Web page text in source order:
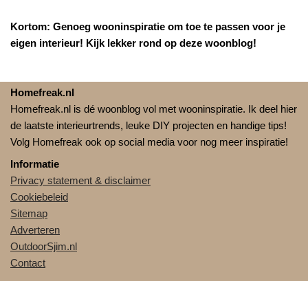
Kortom: Genoeg wooninspiratie om toe te passen voor je
eigen interieur! Kijk lekker rond op deze woonblog!
Homefreak.nl
Homefreak.nl is dé woonblog vol met wooninspiratie. Ik deel hier
de laatste interieurtrends, leuke DIY projecten en handige tips!
Volg Homefreak ook op social media voor nog meer inspiratie!
Informatie
Privacy statement & disclaimer
Cookiebeleid
Sitemap
Adverteren
OutdoorSjim.nl
Contact